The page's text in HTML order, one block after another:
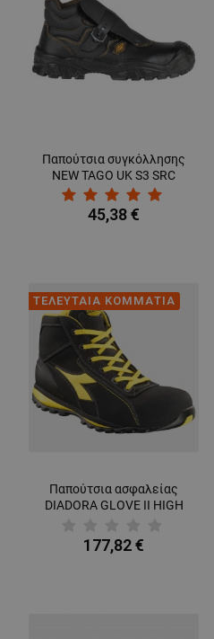
Παπούτσια συγκόλλησης
NEW TAGO UK S3 SRC
45,38 €
ΤΕΛΕΥΤΑΙΑ ΚΟΜΜΑΤΙΑ
Παπούτσια ασφαλείας
DIADORA GLOVE II HIGH
177,82 €